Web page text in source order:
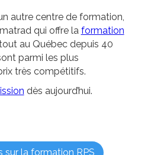
autre centre de formation,
qui offre la formation
au Québec depuis 40
parmi les plus
très compétitifs.
dès aujourd’hui.
sur la formation RPS